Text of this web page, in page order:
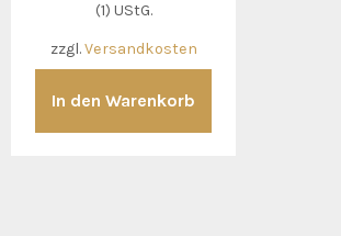
(1) UStG.
zzgl.Versandkosten
In den Warenkorb